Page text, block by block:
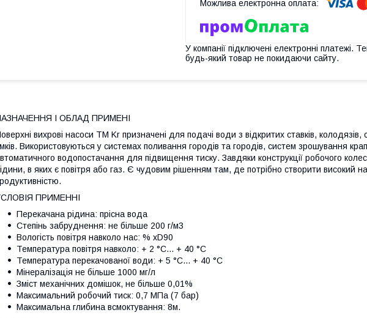
У компанії підключені електронні платежі.
будь-який товар не покидаючи сайту.
І ОБЛАД ПРИМЕНІ
вихрові насоси ТМ Kr призначені для подачі води з відкритих ставків,
Використовуються у системах поливання городів та городів, систем зрошування
водопостачання для підвищення тиску. Завдяки конструкції робочого
в яких є повітря або газ. Є чудовим рішенням там, де потрібно створити високий
ПРИМЕННІ
Перекачана рідина: прісна вода
Степінь забруднення: не більше 200 г/м3
Вологість повітря навколо нас: % xD90
Температура повітря навколо: + 2 °С... + 40 °С
Температура перекачованої води: + 5 °С... + 40 °С
Мінералізація не більше 1000 мг/л
Зміст механічних домішок, не більше 0,01%
Максимальний робочий тиск: 0,7 МПа (7 бар)
Максимальна глибина всмоктування: 8м.